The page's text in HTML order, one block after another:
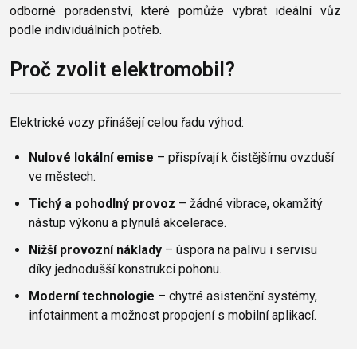
odborné poradenství, které pomůže vybrat ideální vůz
podle individuálních potřeb.
Proč zvolit elektromobil?
Elektrické vozy přinášejí celou řadu výhod:
Nulové lokální emise – přispívají k čistějšímu ovzduší
ve městech.
Tichý a pohodlný provoz – žádné vibrace, okamžitý
nástup výkonu a plynulá akcelerace.
Nižší provozní náklady – úspora na palivu i servisu
díky jednodušší konstrukci pohonu.
Moderní technologie – chytré asistenční systémy,
infotainment a možnost propojení s mobilní aplikací.